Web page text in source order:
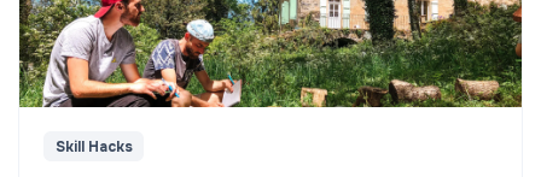
Skill Hacks